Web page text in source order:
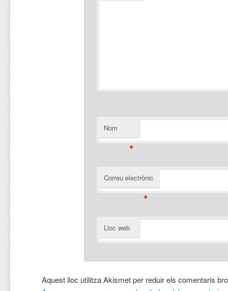
Nom
*
Correu electrònic
*
Lloc web
Aquest lloc utilitza Akismet per reduir els comentaris